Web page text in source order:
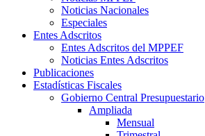
Noticias Nacionales
Especiales
Entes Adscritos
Entes Adscritos del MPPEF
Noticias Entes Adscritos
Publicaciones
Estadísticas Fiscales
Gobierno Central Presupuestario
Ampliada
Mensual